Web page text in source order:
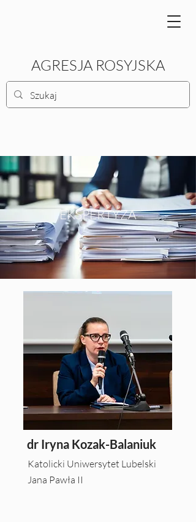
AGRESJA ROSYJSKA
EKSPERTYZA
dr Iryna Kozak-Balaniuk
Katolicki Uniwersytet Lubelski
Jana Pawła II